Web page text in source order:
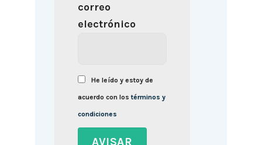
correo
electrónico
He leído y estoy de
acuerdo con lostérminos y
condiciones